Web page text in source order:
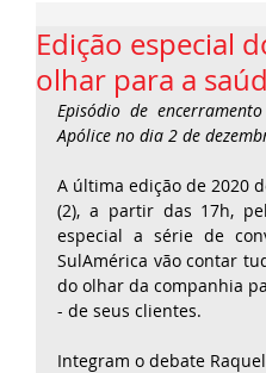
Edição especial
olhar para a
Episódio de
Apólice no dia 2 de
A última edição de 2020
(2), a partir das 17h,
especial a série de
SulAmérica vão contar
do olhar da companhia
- de seus clientes.
Integram o debate